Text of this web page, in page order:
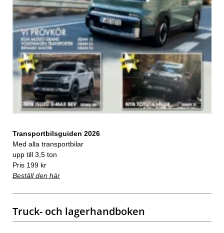
Transportbilsguiden 2026
Med alla transportbilar
upp till 3,5 ton
Pris 199 kr
Beställ den här
Truck- och lagerhandboken